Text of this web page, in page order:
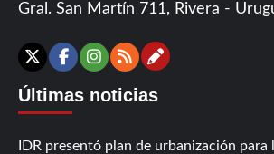
Gral. San Martín 711, Rivera -
X Facebook
Instagram
RSS
Últimas noticias
IDR presentó plan de urbanización para